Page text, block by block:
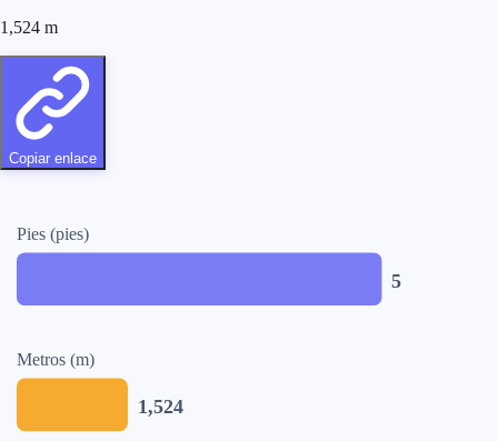
1,524 m
Copiar enlace
Pies (pies)
5
Metros (m)
1,524